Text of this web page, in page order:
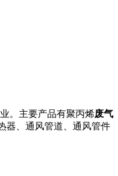
。主要产品有聚丙烯废气
器、通风管道、通风管件